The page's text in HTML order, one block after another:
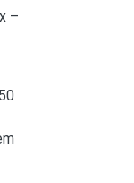
–